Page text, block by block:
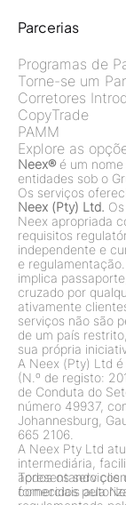
Parcerias
Programas de
Torne-se um
Corretores
CopyTrade
PAMM
Explore as
Neex®é um nome
entidades sob o
Os serviços
Neex (Pty) Ltd.
Neex apropriada
requisitos
independente e
e
implica
cruzado por
ativamente
serviços não são
de um país
sua própria
A Neex (Pty) Ltd
(N.º de registo:
de Conduta do
número 49937,
Johannesburg,
665 2106.
A Neex Pty Ltd
intermediária,
apresentando
comerciais
Todos os
fornecidos pela